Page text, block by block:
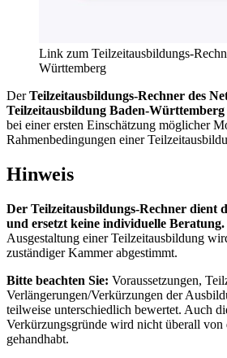
Link zum Teilzeitausbildungs-
Württemberg
DerTeilzeitausbildungs-Rechner des
Teilzeitausbildung Baden-Württemberg
bei einer ersten Einschätzung möglicher
Rahmenbedingungen einer
Hinweis
Der Teilzeitausbildungs-Rechner dient
und ersetzt keine individuelle Beratung.
Ausgestaltung einer Teilzeitausbildung
zuständiger Kammer abgestimmt.
Bitte beachten Sie: Voraussetzungen,
Verlängerungen/Verkürzungen der
teilweise unterschiedlich bewertet. Auch
Verkürzungsgründe wird nicht überall
gehandhabt.